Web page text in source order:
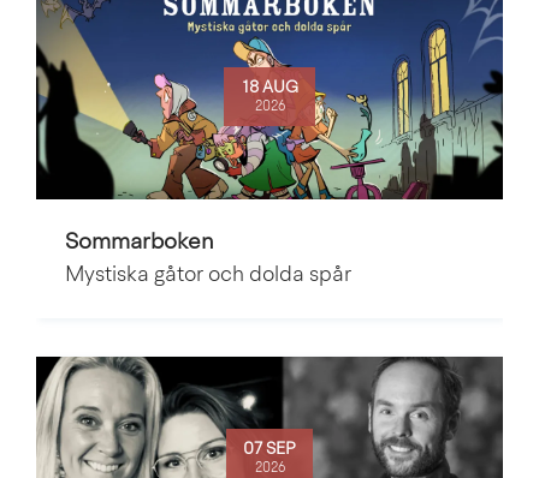
18 AUG
2026
Sommarboken
Mystiska gåtor och dolda spår
07 SEP
2026